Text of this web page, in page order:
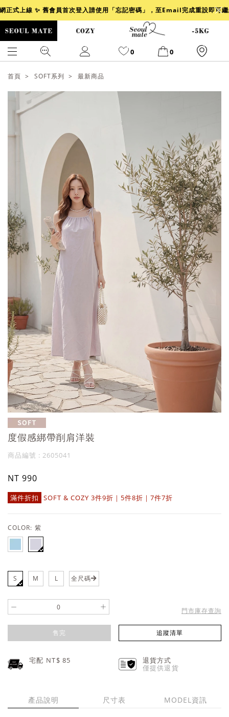
正式上線 ✨ 舊會員首次登入請使用「忘記密碼」，至Email完成重設即可
0 0
爆乳
小香風 透膚
褲裙 牛仔裙 冰感
涼感
首頁 SOFT系列 最新商品
度假感綁帶削肩洋裝
商品編號 : 2605041
NT 990
滿件折扣 SOFT & COZY 3件9折｜5件8折｜7件7折
COLOR: 紫
S M L 全尺碼
- + 門市庫存查詢
售完 追蹤清單
宅配 NT$85
退貨方式
僅提供退貨
產品說明 尺寸表 MODEL資訊